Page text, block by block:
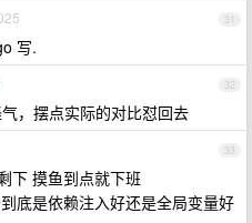
31
写.
32
，摆点实际的对比怼回去
33
下 摸鱼到点就下班
底是依赖注入好还是全局变量好